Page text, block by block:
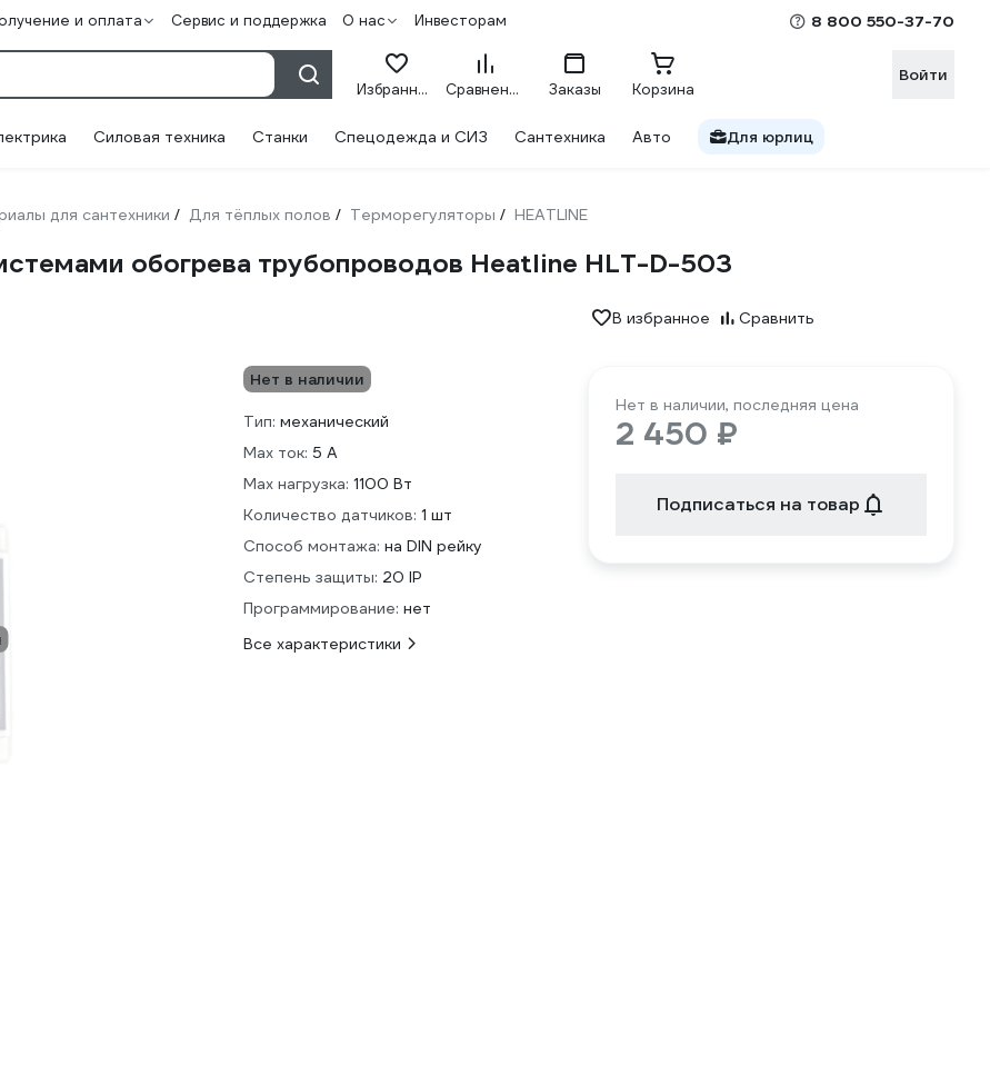
и оплата Сервис и поддержка О нас Инвесторам 8 800 550-37-70
Избранное Сравнение Заказы Корзина
Войти
Силовая техника Станки Спецодежда и СИЗ Сантехника Авто Для юрлиц
для сантехники / Для тёплых полов / Терморегуляторы / HEATLINE
обогрева трубопроводов Heatline HLT-D-503
В избранное Сравнить
Нет в наличии
Тип: механический
Max ток: 5 А
Max нагрузка: 1100 Вт
Количество датчиков: 1 шт
Способ монтажа: на DIN рейку
Степень защиты: 20 IP
Программирование: нет
Все характеристики
Нет в наличии, последняя цена
2 450 ₽
Подписаться на товар